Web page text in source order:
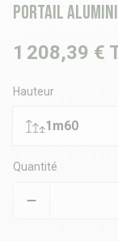
Portail
1 208,39 €
Hauteur
1m60
Quantité